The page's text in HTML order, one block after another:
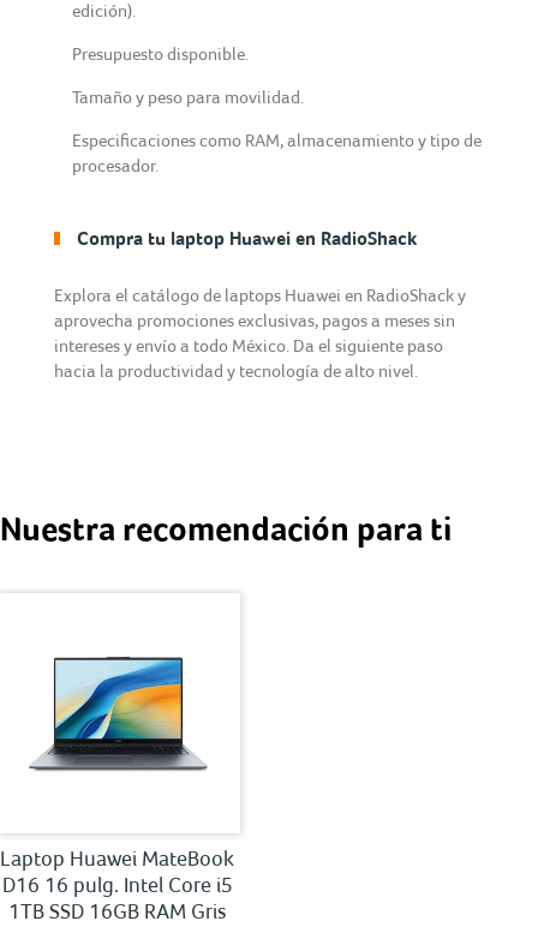
edición).
Presupuesto disponible.
Tamaño y peso para movilidad.
Especificaciones como RAM, almacenamiento y tipo de
procesador.
Compra tu laptop Huawei en RadioShack
Explora el catálogo de laptops Huawei en RadioShack y
aprovecha promociones exclusivas, pagos a meses sin
intereses y envío a todo México. Da el siguiente paso
hacia la productividad y tecnología de alto nivel.
Nuestra recomendación para ti
Laptop Huawei MateBook
D16 16 pulg. Intel Core i5
1TB SSD 16GB RAM Gris